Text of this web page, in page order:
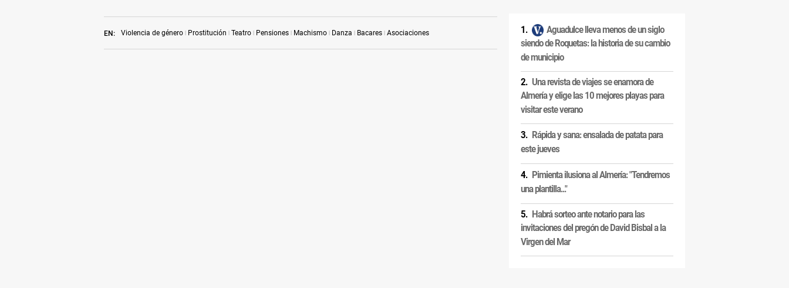
EN: Violencia de género Prostitución Teatro Pensiones Machismo Danza Bacares Asociaciones Aguadulce lleva menos de un siglo
siendo de Roquetas: la historia de su cambio
de municipio
Una revista de viajes se enamora de
Almería y elige las 10 mejores playas para
visitar este verano
Rápida y sana: ensalada de patata para
este jueves
Pimienta ilusiona al Almería: "Tendremos
una plantilla..."
Habrá sorteo ante notario para las
invitaciones del pregón de David Bisbal a la
Virgen del Mar